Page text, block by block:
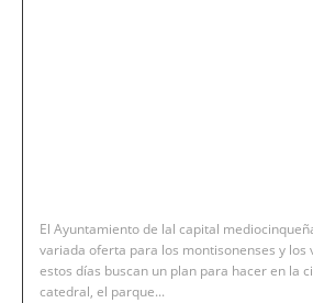
El Ayuntamiento de lal capital
variada oferta para los montisonenses y los
estos días buscan un plan para hacer en la
catedral, el parque...